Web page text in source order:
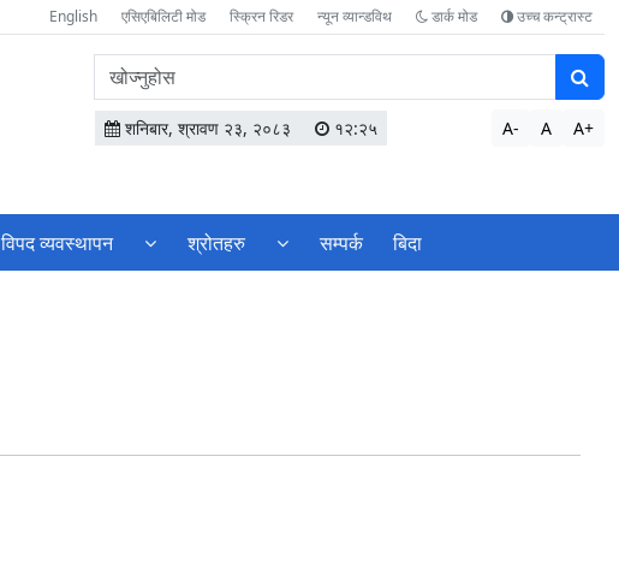
English एसिएबिलिटी मोड स्क्रिन रिडर न्यून व्यान्डविथ डार्क मोड उच्च कन्ट्रास्ट
वेबसाइटमा
सामग्री
खोज्नुहोस
शनिबार, श्रावण २३, २०८३ १२:२५ A- A A+
विपद व्यवस्थापन श्रोतहरु सम्पर्क बिदा